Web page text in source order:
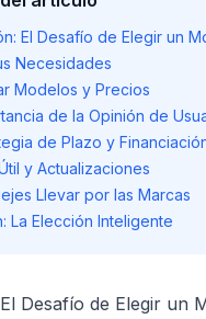
El Desafío de Elegir un
Necesidades
Modelos y Precios
de la Opinión de
de Plazo y
y Actualizaciones
Llevar por las Marcas
La Elección Inteligente
Desafío de Elegir un